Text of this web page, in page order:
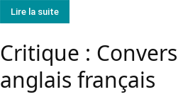
Lire la suite
Critique :
anglais français